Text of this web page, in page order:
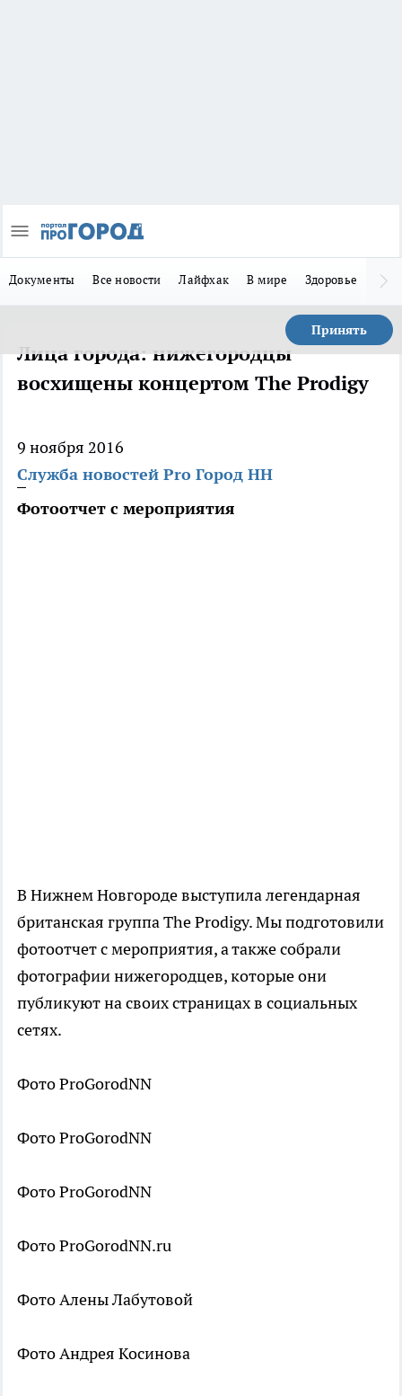
Документы Все новости Лайфхак В мире Здоровье
Принять
Лица города: нижегородцы
восхищены концертом The Prodigy
9 ноября 2016
Служба новостей Pro Город НН
Фотоотчет с мероприятия
В Нижнем Новгороде выступила легендарная
британская группа The Prodigy. Мы подготовили
фотоотчет с мероприятия, а также собрали
фотографии нижегородцев, которые они
публикуют на своих страницах в социальных
сетях.
Фото ProGorodNN
Фото ProGorodNN
Фото ProGorodNN
Фото ProGorodNN.ru
Фото Алены Лабутовой
Фото Андрея Косинова